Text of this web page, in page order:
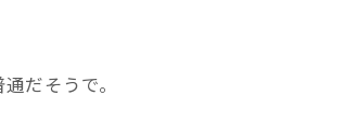
だそうで。